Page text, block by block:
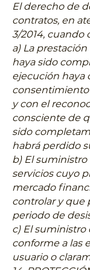
El derecho de
contratos, en
3/2014, cuando
a) La
haya sido
ejecución haya
y con el
consciente de
sido
habrá perdido
b) El
servicios cuyo
mercado
controlar y que
periodo de
c) El
conforme a las
usuario o